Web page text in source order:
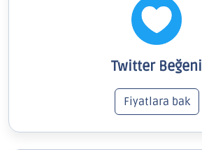
Twitter Beğeni
Fiyatlara bak